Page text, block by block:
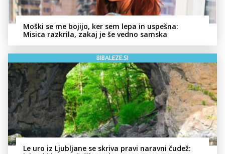
Moški se me bojijo, ker sem lepa in uspešna:
Misica razkrila, zakaj je še vedno samska
BIBALEZE.SI
Le uro iz Ljubljane se skriva pravi naravni čudež: